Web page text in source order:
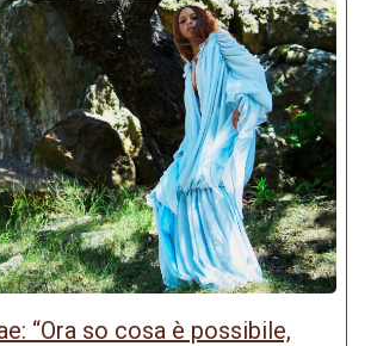
“Ora so cosa è possibile,